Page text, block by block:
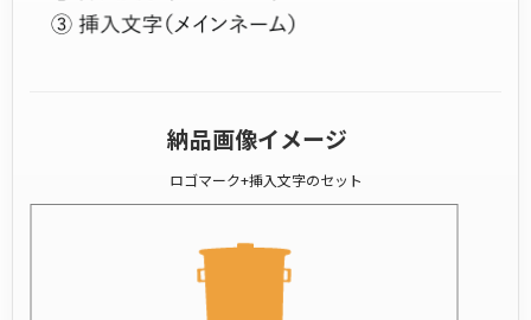
納品画像イメージ
ロゴマーク+挿入文字のセット